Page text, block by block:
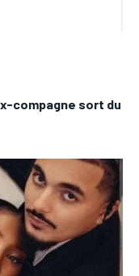
compagne sort du